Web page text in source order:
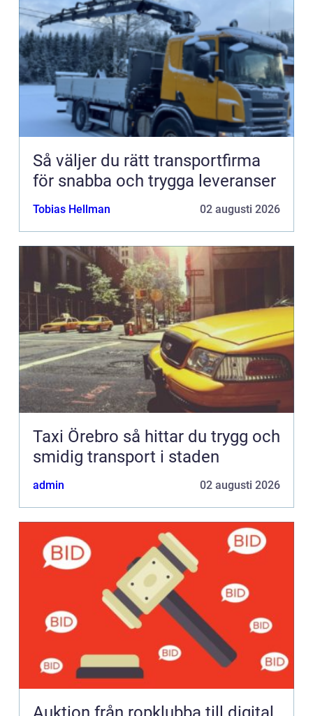
Så väljer du rätt transportfirma
för snabba och trygga leveranser
Tobias Hellman 02 augusti 2026
Taxi Örebro så hittar du trygg och
smidig transport i staden
admin 02 augusti 2026